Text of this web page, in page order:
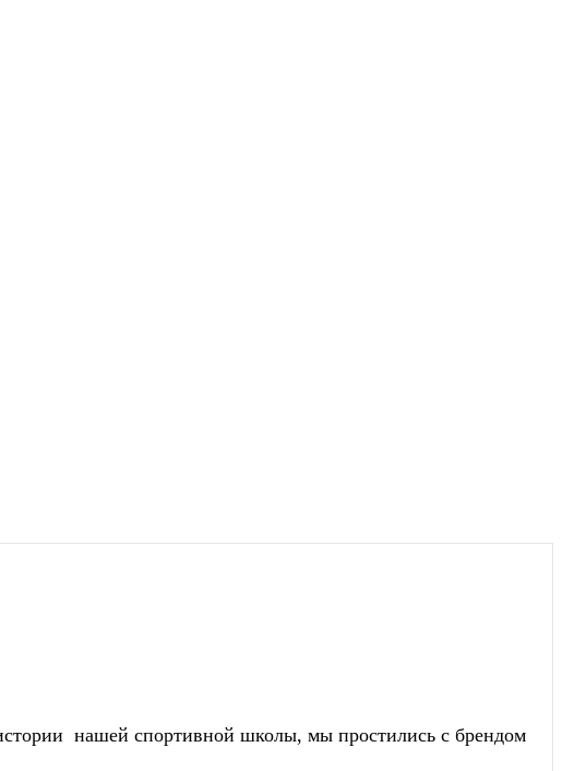
нашей спортивной школы, мы простились с брендом